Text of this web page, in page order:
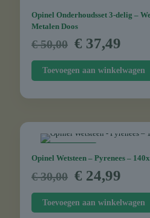
Opinel Onderhoudsset 3-delig –
Metalen Doos
€50,00
prijs
was:
€ 50,00.
€ 37,49
is:
€
Toevoegen aan winkelwagen
Opinel Wetsteen – Pyrenees –
€30,00
prijs
was:
€ 30,00.
€ 24,99
is:
€
Toevoegen aan winkelwagen